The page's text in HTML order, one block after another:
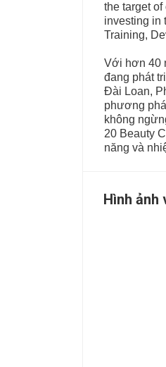
the target
investing in
Training,
Với hơn 40
đang phát
Đài Loan,
phương
không
20 Beauty
năng và
Hình ảnh